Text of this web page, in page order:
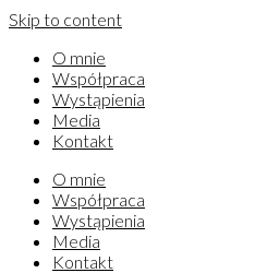
Skip to content
O mnie
Współpraca
Wystąpienia
Media
Kontakt
O mnie
Współpraca
Wystąpienia
Media
Kontakt